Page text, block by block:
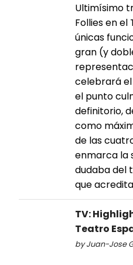
Ultimísimo
Follies en el
únicas
gran (y
celebrará
el punto
definitorio,
como
de las
enmarca la
dudaba del
que
TV:
Teatro
by Juan-Jose